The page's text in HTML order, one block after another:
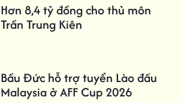
Hơn 8,4 tỷ đồng cho thủ môn
Trần Trung Kiên
Bầu Đức hỗ trợ tuyển Lào đấu
Malaysia ở AFF Cup 2026